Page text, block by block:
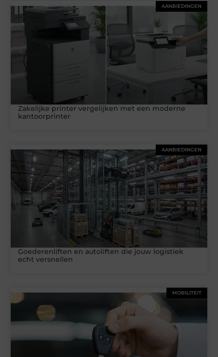
AANBIEDINGEN
Zakelijke printer vergelijken met een moderne
kantoorprinter
AANBIEDINGEN
Goederenliften en autoliften die jouw logistiek
echt versnellen
MOBILITEIT